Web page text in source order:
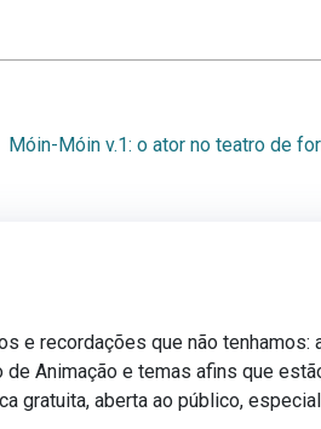
Móin-Móin v.1: o ator no teatro de
e recordações que não tenhamos:
Animação e temas afins que
gratuita, aberta ao público,